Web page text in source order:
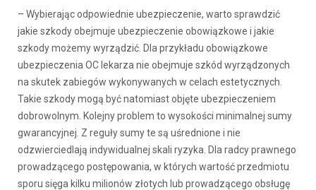
– Wybierając odpowiednie ubezpieczenie, warto sprawdzić
jakie szkody obejmuje ubezpieczenie obowiązkowe i jakie
szkody możemy wyrządzić. Dla przykładu obowiązkowe
ubezpieczenia OC lekarza nie obejmuje szkód wyrządzonych
na skutek zabiegów wykonywanych w celach estetycznych.
Takie szkody mogą być natomiast objęte ubezpieczeniem
dobrowolnym. Kolejny problem to wysokości minimalnej sumy
gwarancyjnej. Z reguły sumy te są uśrednione i nie
odzwierciedlają indywidualnej skali ryzyka. Dla radcy prawnego
prowadzącego postępowania, w których wartość przedmiotu
sporu sięga kilku milionów złotych lub prowadzącego obsługę